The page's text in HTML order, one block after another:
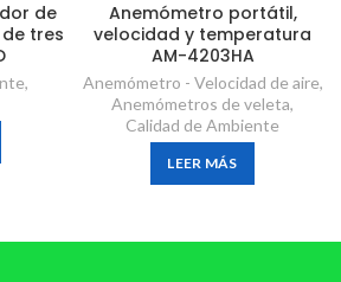
de
tres
,
Anemómetro portátil,
velocidad y temperatura
AM-4203HA
Anemómetro - Velocidad de aire,
Anemómetros de veleta,
Calidad de Ambiente
LEER MÁS